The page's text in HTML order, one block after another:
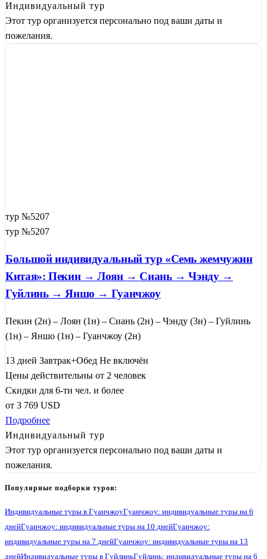
Индивидуальный тур
Этот тур организуется персонально под ваши даты и
пожелания.
тур №5207
тур №5207
Большой индивидуальный тур «Семь жемчужин
Китая»: Пекин → Лоян → Сиань → Чэнду →
Гуйлинь → Яншо → Гуанчжоу
Пекин (2н) – Лоян (1н) – Сиань (2н) – Чэнду (3н) – Гуйлинь
(1н) – Яншо (1н) – Гуанчжоу (2н)
13 дней Завтрак+Обед Не включён
Цены действительны от 2 человек
Скидки для 6-ти чел. и более
от 3 769 USD
Подробнее
Индивидуальный тур
Этот тур организуется персонально под ваши даты и
пожелания.
Популярные подборки туров:
Индивидуальные туры в ГуанчжоуГуанчжоу: индивидуальные туры на 6
днейГуанчжоу: индивидуальные туры на 10 днейГуанчжоу:
индивидуальные туры на 7 днейГуанчжоу: индивидуальные туры на 13
днейИндивидуальные туры в ГуйлиньГуйлинь: индивидуальные туры на 6